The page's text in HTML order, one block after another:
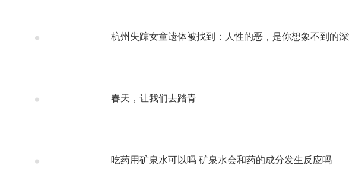
杭州失踪女童遗体被找到：人性的恶，是你想象不到的
春天，让我们去踏青
吃药用矿泉水可以吗 矿泉水会和药的成分发生反应吗